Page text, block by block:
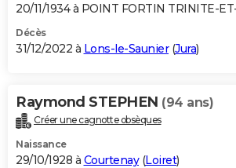
20/11/1934 à POINT FORTIN TRINITE-
Décès
31/12/2022 à Lons-le-Saunier(Jura)
Raymond STEPHEN (94 ans)
Créer une cagnotte obsèques
Naissance
29/10/1928 à Courtenay(Loiret)